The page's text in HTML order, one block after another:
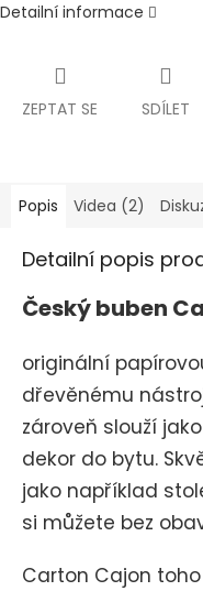
Detailní informace
ZEPTAT SE SDÍLET
Popis Videa (2)
Detailní popis
Český buben
originální
dřevěnému
zároveň slouží
dekor do bytu.
jako například
si můžete bez
Carton Cajon